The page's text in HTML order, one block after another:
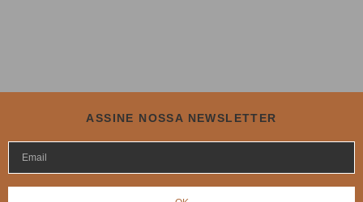
ASSINE NOSSA NEWSLETTER